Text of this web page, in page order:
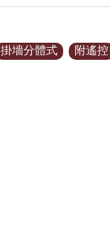
掛墻分體式 附遙控